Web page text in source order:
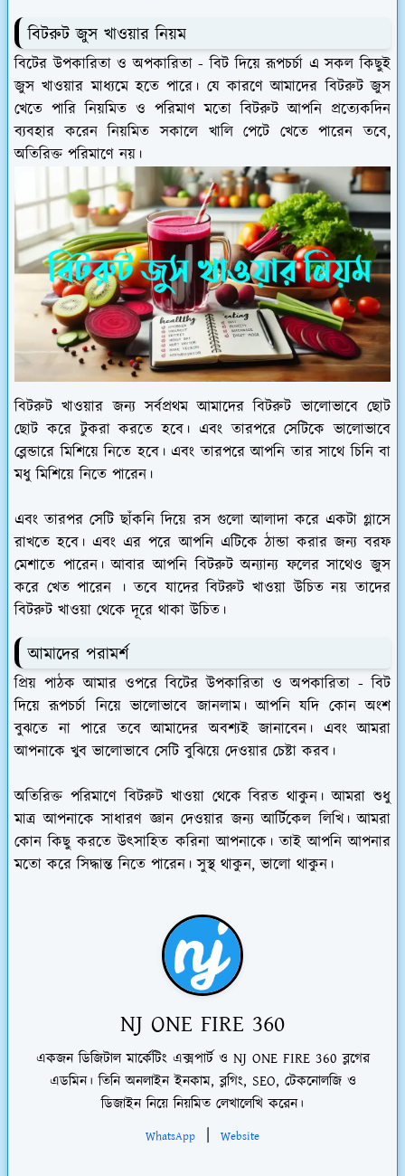
বিটরুট জুস খাওয়ার নিয়ম
বিটের উপকারিতা ও অপকারিতা - বিট দিয়ে রূপচর্চা এ সকল কিছুই
জুস খাওয়ার মাধ্যমে হতে পারে। যে কারণে আমাদের বিটরুট জুস
খেতে পারি নিয়মিত ও পরিমাণ মতো বিটরুট আপনি প্রত্যেকদিন
ব্যবহার করেন নিয়মিত সকালে খালি পেটে খেতে পারেন তবে,
অতিরিক্ত পরিমাণে নয়।
বিটরুট খাওয়ার জন্য সর্বপ্রথম আমাদের বিটরুট ভালোভাবে ছোট
ছোট করে টুকরা করতে হবে। এবং তারপরে সেটিকে ভালোভাবে
ব্লেন্ডারে মিশিয়ে নিতে হবে। এবং তারপরে আপনি তার সাথে চিনি বা
মধু মিশিয়ে নিতে পারেন।
এবং তারপর সেটি ছাঁকনি দিয়ে রস গুলো আলাদা করে একটা গ্লাসে
রাখতে হবে। এবং এর পরে আপনি এটিকে ঠান্ডা করার জন্য বরফ
মেশাতে পারেন। আবার আপনি বিটরুট অন্যান্য ফলের সাথেও জুস
করে খেত পারেন । তবে যাদের বিটরুট খাওয়া উচিত নয় তাদের
বিটরুট খাওয়া থেকে দূরে থাকা উচিত।
আমাদের পরামর্শ
প্রিয় পাঠক আমার ওপরে বিটের উপকারিতা ও অপকারিতা - বিট
দিয়ে রূপচর্চা নিয়ে ভালোভাবে জানলাম। আপনি যদি কোন অংশ
বুঝতে না পারে তবে আমাদের অবশ্যই জানাবেন। এবং আমরা
আপনাকে খুব ভালোভাবে সেটি বুঝিয়ে দেওয়ার চেষ্টা করব।
অতিরিক্ত পরিমাণে বিটরুট খাওয়া থেকে বিরত থাকুন। আমরা শুধু
মাত্র আপনাকে সাধারণ জ্ঞান দেওয়ার জন্য আর্টিকেল লিখি। আমরা
কোন কিছু করতে উৎসাহিত করিনা আপনাকে। তাই আপনি আপনার
মতো করে সিদ্ধান্ত নিতে পারেন। সুস্থ থাকুন, ভালো থাকুন।
NJ ONE FIRE 360
একজন ডিজিটাল মার্কেটিং এক্সপার্ট ও NJ ONE FIRE 360 ব্লগের
এডমিন। তিনি অনলাইন ইনকাম, ব্লগিং, SEO, টেকনোলজি ও
ডিজাইন নিয়ে নিয়মিত লেখালেখি করেন।
WhatsApp | Website